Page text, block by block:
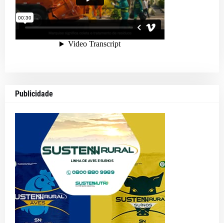
Publicidade